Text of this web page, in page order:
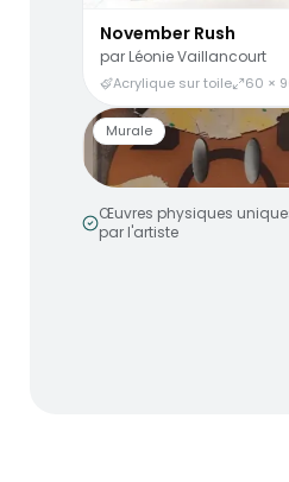
November Rush
par Léonie Vaillancourt
Acrylique sur toile 60 ×
Murale
Œuvres physiques
par l'artiste